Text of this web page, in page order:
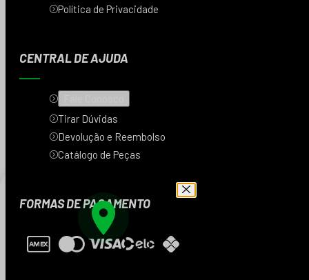
Política de Privacidade
CENTRAL DE AJUDA
Tirar Dúvidas
Devolução e Reembolso
Catálogo de Peças
FORMAS DE PAGAMENTO